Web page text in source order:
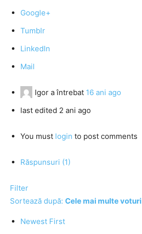
Google+
Tumblr
LinkedIn
Mail
Igor a întrebat 16 ani ago
last edited 2 ani ago
You must login to post comments
Răspunsuri (1)
Filter
Sortează după: Cele mai multe voturi
Newest First